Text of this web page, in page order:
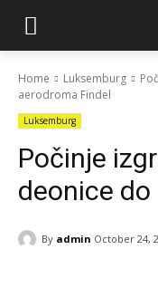
Home Luksemburg
aerodroma Findel
Luksemburg
Počinje
deonice
By admin October 24,